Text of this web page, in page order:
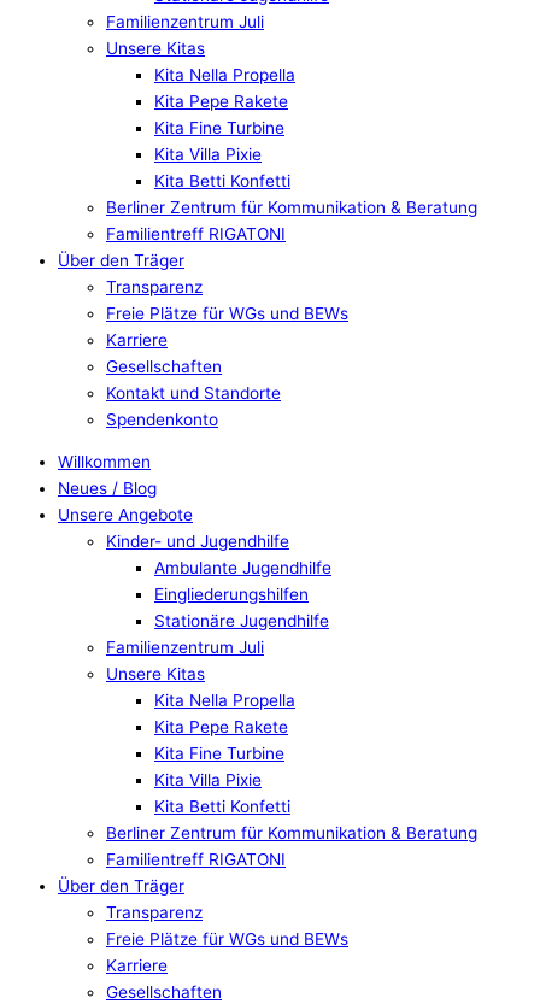
Familienzentrum Juli
Unsere Kitas
Kita Nella Propella
Kita Pepe Rakete
Kita Fine Turbine
Kita Villa Pixie
Kita Betti Konfetti
Berliner Zentrum für Kommunikation & Beratung
Familientreff RIGATONI
Über den Träger
Transparenz
Freie Plätze für WGs und BEWs
Karriere
Gesellschaften
Kontakt und Standorte
Spendenkonto
Willkommen
Neues / Blog
Unsere Angebote
Kinder- und Jugendhilfe
Ambulante Jugendhilfe
Eingliederungshilfen
Stationäre Jugendhilfe
Familienzentrum Juli
Unsere Kitas
Kita Nella Propella
Kita Pepe Rakete
Kita Fine Turbine
Kita Villa Pixie
Kita Betti Konfetti
Berliner Zentrum für Kommunikation & Beratung
Familientreff RIGATONI
Über den Träger
Transparenz
Freie Plätze für WGs und BEWs
Karriere
Gesellschaften